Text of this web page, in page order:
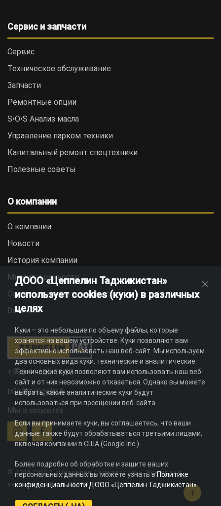
Сервис и запчасти
Сервис
Техническое обслуживание
Запчасти
Ремонтные опции
S•O•S Анализ масла
Управление парком техники
Капитальный ремонт спецтехники
Полезные советы
О компании
О компании
Новости
История компании
Миссия и ценности
Социальная ответственность
Вакансии
+992 44 625 11 22
info@zeppelin.tj
Мы в соцсетях:
© 2026 ДООО «Цеппелин Таджикистан». Все права
защищены. ИНН - 010082996
ДООО «Цеппелин Таджикистан»
использует cookies (куки) в различных
целях
Куки – это небольшие по объему файлы, которые
хранятся на вашем устройстве. Куки позволяют вам
эффективно использовать наш веб-сайт. Мы используем
два основных вида куки: технические и аналитические.
Технические куки позволяют вам использовать наш веб-
сайт и от них невозможно отказаться. Однако вы можете
выбрать, какие аналитические куки будут
использоваться при посещении веб-сайта.
Если вы принимаете куки, вы соглашаетесь, что ваши
данные также будут обрабатываться третьими лицами,
включая компании в США (Google Inc.).
Более подробно об обработке и защите ваших
персональных данных вы можете узнать вПолитике
конфиденциальности ДООО «Цеппелин Таджикистан».